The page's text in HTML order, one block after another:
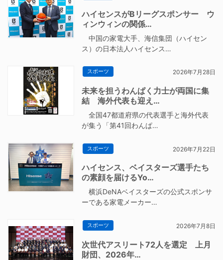
ハイセンスがBリーグスポンサー ウ
ィンウィンの関係…
中国の家電大手、海信集団（ハイセン
ス）の日本法人ハイセンス…
スポーツ 2026年7月28日
未来を担うわんぱく力士が両国に集
結 海外代表も迎え…
全国47都道府県の代表選手と海外代表
が集う「第41回わんぱ…
スポーツ 2026年7月22日
ハイセンス、ベイスターズ選手たち
の素顔を届けるYo…
横浜DeNAベイスターズの公式スポンサ
ーである家電メーカー…
スポーツ 2026年7月8日
次世代アスリート72人を選定 上月
財団、2026年…